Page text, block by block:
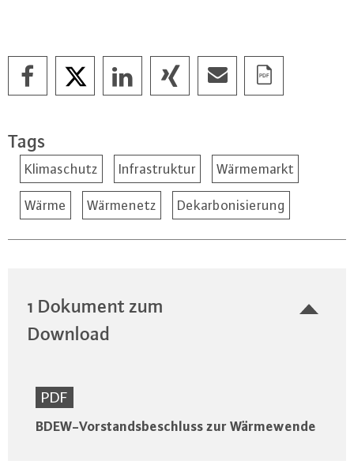
Tags
Klimaschutz Infrastruktur Wärmemarkt
Wärme Wärmenetz Dekarbonisierung
1 Dokument zum
Download
PDF
BDEW-Vorstandsbeschluss zur Wärmewende